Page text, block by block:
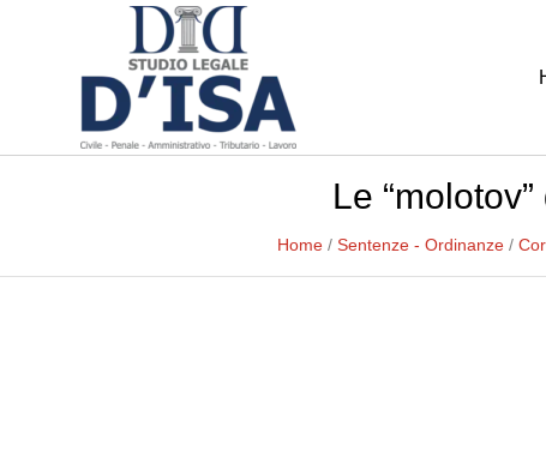
Le
Home / Sentenze - Ordinanze /